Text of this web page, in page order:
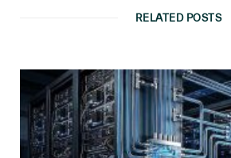
RELATED POSTS